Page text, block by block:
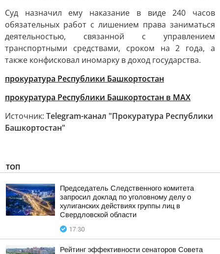
Суд назначил ему наказание в виде 240 часов
обязательных работ с лишением права заниматься
деятельностью, связанной с управлением
транспортными средствами, сроком на 2 года, а
также конфисковал иномарку в доход государства.
прокуратура Республики Башкортостан
прокуратура Республики Башкортостан в МАХ
Источник: Telegram-канал "Прокуратура Республики
Башкортостан"
ТОП
Председатель Следственного комитета
запросил доклад по уголовному делу о
хулиганских действиях группы лиц в
Свердловской области
17:30
Рейтинг эффективности сенаторов Совета